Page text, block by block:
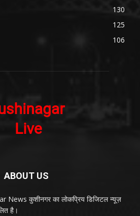
130
125
106
ABOUT US
News कुशीनगर का लोकप्रिय डिजिटल न्यूज़
है।